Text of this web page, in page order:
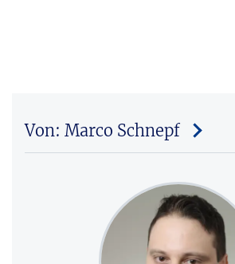
Von: Marco Schnepf